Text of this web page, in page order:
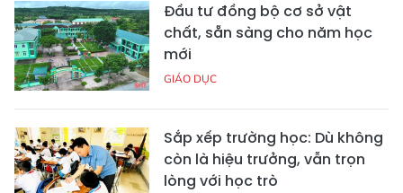
Đầu tư đồng bộ cơ sở vật
chất, sẵn sàng cho năm học
mới
GIÁO DỤC
Sắp xếp trường học: Dù không
còn là hiệu trưởng, vẫn trọn
lòng với học trò